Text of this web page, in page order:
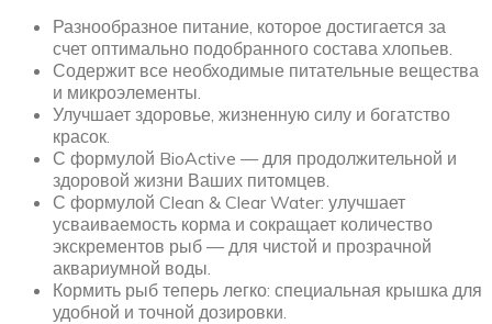
Разнообразное питание, которое достигается за
счет оптимально подобранного состава хлопьев.
Содержит все необходимые питательные вещества
и микроэлементы.
Улучшает здоровье, жизненную силу и богатство
красок.
С формулой BioActive — для продолжительной и
здоровой жизни Ваших питомцев.
С формулой Clean & Clear Water: улучшает
усваиваемость корма и сокращает количество
экскрементов рыб — для чистой и прозрачной
аквариумной воды.
Кормить рыб теперь легко: специальная крышка для
удобной и точной дозировки.